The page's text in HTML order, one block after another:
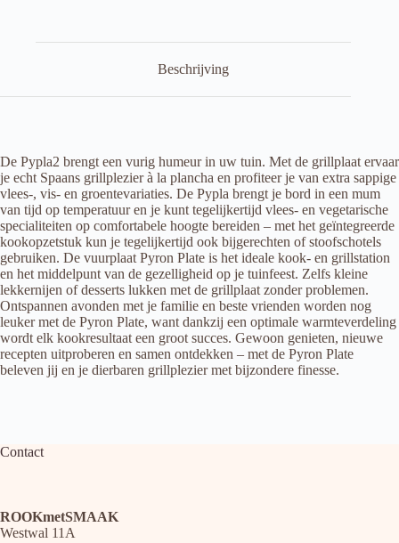
Beschrijving
De Pypla2 brengt een vurig humeur in uw tuin. Met de grillplaat ervaar
je echt Spaans grillplezier à la plancha en profiteer je van extra sappige
vlees-, vis- en groentevariaties. De Pypla brengt je bord in een mum
van tijd op temperatuur en je kunt tegelijkertijd vlees- en vegetarische
specialiteiten op comfortabele hoogte bereiden – met het geïntegreerde
kookopzetstuk kun je tegelijkertijd ook bijgerechten of stoofschotels
gebruiken. De vuurplaat Pyron Plate is het ideale kook- en grillstation
en het middelpunt van de gezelligheid op je tuinfeest. Zelfs kleine
lekkernijen of desserts lukken met de grillplaat zonder problemen.
Ontspannen avonden met je familie en beste vrienden worden nog
leuker met de Pyron Plate, want dankzij een optimale warmteverdeling
wordt elk kookresultaat een groot succes. Gewoon genieten, nieuwe
recepten uitproberen en samen ontdekken – met de Pyron Plate
beleven jij en je dierbaren grillplezier met bijzondere finesse.
Contact
ROOKmetSMAAK
Westwal 11A